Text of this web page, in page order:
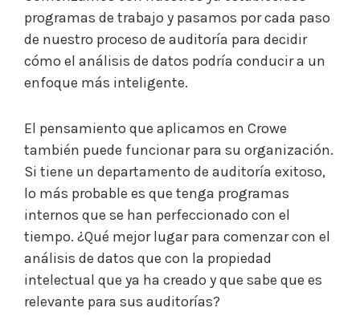
programas de trabajo y pasamos por cada paso
de nuestro proceso de auditoría para decidir
cómo el análisis de datos podría conducir a un
enfoque más inteligente.
El pensamiento que aplicamos en Crowe
también puede funcionar para su organización.
Si tiene un departamento de auditoría exitoso,
lo más probable es que tenga programas
internos que se han perfeccionado con el
tiempo. ¿Qué mejor lugar para comenzar con el
análisis de datos que con la propiedad
intelectual que ya ha creado y que sabe que es
relevante para sus auditorías?